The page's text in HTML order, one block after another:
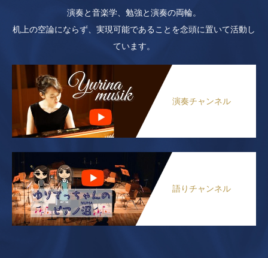
演奏と音楽学、勉強と演奏の両輪。
机上の空論にならず、実現可能であることを念頭に置いて活動し
ています。
演奏チャンネル
語りチャンネル